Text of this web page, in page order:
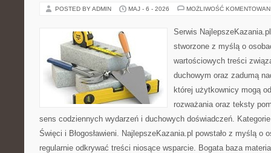
POSTED BY ADMIN MAJ - 6 - 2026 MOŻLIWOŚĆ
Serwis
stworzone z myślą o
wartościowych treści
duchowym oraz zadumą
której użytkownicy mogą
rozważania oraz teksty
sens codziennych wydarzeń i duchowych doświadczeń.
Święci i Błogosławieni. NajlepszeKazania.pl powstało z myślą o
regularnie odkrywać treści niosące wsparcie. Bogata baza